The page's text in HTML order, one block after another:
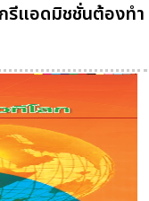
รีแอดมิชชั่นต้องทำ